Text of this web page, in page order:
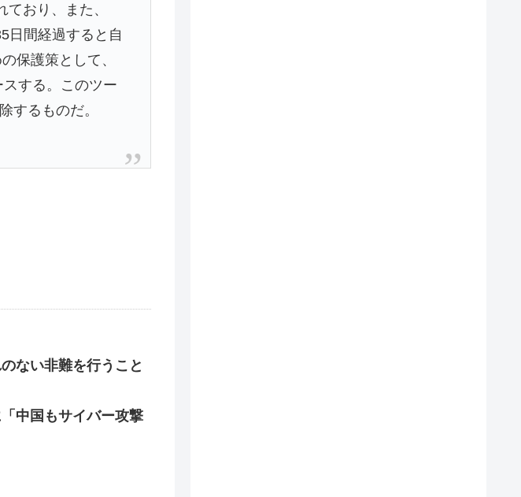
おり、また、
日間経過すると自
保護策として、
する。このツー
するものだ。
ない非難を行うこと
中国もサイバー攻撃